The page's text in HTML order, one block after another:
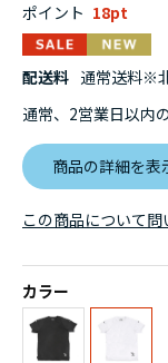
ポイント 18
配送料 通常送料※
通常、2営業日以内
商品の詳細を表
カラー
この商品について問